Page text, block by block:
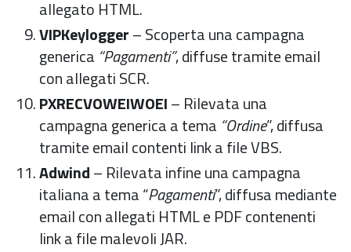
allegato HTML.
VIPKeylogger– Scoperta una campagna
generica “Pagamenti”, diffuse tramite email
con allegati SCR.
PXRECVOWEIWOEI– Rilevata una
campagna generica a tema “Ordine”, diffusa
tramite email contenti link a file VBS.
Adwind– Rilevata infine una campagna
italiana a tema “Pagamenti”, diffusa mediante
email con allegati HTML e PDF contenenti
link a file malevoli JAR.